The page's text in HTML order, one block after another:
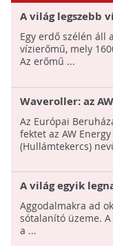
A világ legszebb
Egy erdő szélén áll
vízierőmű, mely
Az erőmű ...
Waveroller: az
hamarosan
hasznosító
Az Európai
fektet az AW
(Hullámtekercs)
A világ egyik
liternyi ivóvizet
hátulütői
Aggodalmakra ad
sótalanító üzeme.
a ...